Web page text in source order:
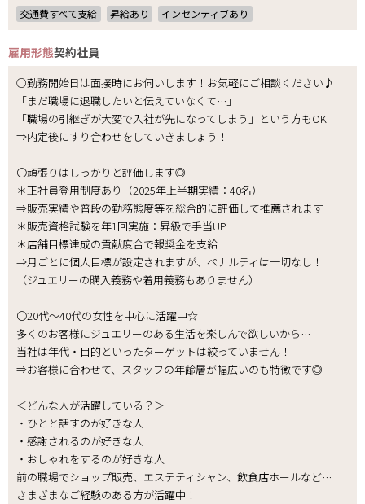
交通費すべて支給 昇給あり インセンティブあり
雇用形態契約社員
○勤務開始日は面接時にお伺いします！お気軽にご相談ください♪
「まだ職場に退職したいと伝えていなくて…」
「職場の引継ぎが大変で入社が先になってしまう」という方もOK
⇒内定後にすり合わせをしていきましょう！
〇頑張りはしっかりと評価します◎
＊正社員登用制度あり（2025年上半期実績：40名）
⇒販売実績や普段の勤務態度等を総合的に評価して推薦されます
＊販売資格試験を年1回実施：昇級で手当UP
＊店舗目標達成の貢献度合で報奨金を支給
⇒月ごとに個人目標が設定されますが、ペナルティは一切なし！
（ジュエリーの購入義務や着用義務もありません）
〇20代～40代の女性を中心に活躍中☆
多くのお客様にジュエリーのある生活を楽しんで欲しいから…
当社は年代・目的といったターゲットは絞っていません！
⇒お客様に合わせて、スタッフの年齢層が幅広いのも特徴です◎
＜どんな人が活躍している？＞
・ひとと話すのが好きな人
・感謝されるのが好きな人
・おしゃれをするのが好きな人
前の職場でショップ販売、エステティシャン、飲食店ホールなど…
さまざまなご経験のある方が活躍中！